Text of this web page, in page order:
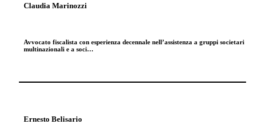
Claudia Marinozzi
Avvocato fiscalista con esperienza decennale nell’assistenza a gruppi societari
multinazionali e a soci…
Ernesto Belisario